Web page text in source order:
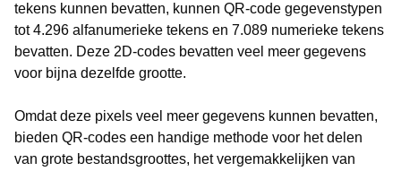
tekens kunnen bevatten, kunnen QR-code gegevenstypen
tot 4.296 alfanumerieke tekens en 7.089 numerieke tekens
bevatten. Deze 2D-codes bevatten veel meer gegevens
voor bijna dezelfde grootte.
Omdat deze pixels veel meer gegevens kunnen bevatten,
bieden QR-codes een handige methode voor het delen
van grote bestandsgroottes, het vergemakkelijken van